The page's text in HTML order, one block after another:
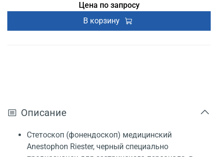
Цена по запросу
В корзину
Описание
Стетоскоп (фонендоскоп) медицинский
Anestophon Riester, черный специально